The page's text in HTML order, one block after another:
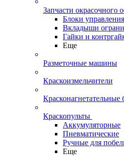
Запчасти окрасочного
Блоки управления
Вкладыши
Гайки и
Еще
Разметочные машины
Краскоизмельчители
Красконагнетательные
Краскопульты
Аккумуляторные
Пневматические
Ручные для
Еще